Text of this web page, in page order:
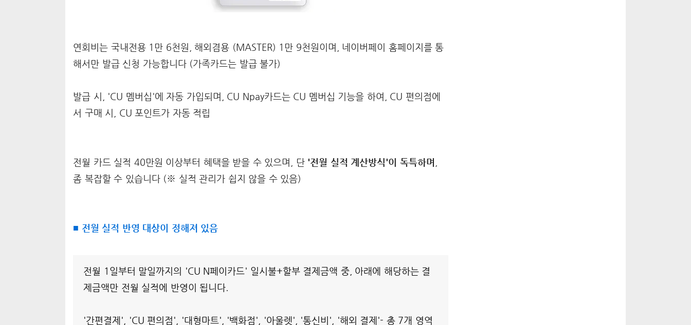
연회비는 국내전용 1만 6천원, 해외겸용 (MASTER) 1만 9천원이며, 네이버페이 홈페이지를 통
해서만 발급 신청 가능합니다 (가족카드는 발급 불가)
발급 시, 'CU 멤버십'에 자동 가입되며, CU Npay카드는 CU 멤버십 기능을 하여, CU 편의점에
서 구매 시, CU 포인트가 자동 적립
전월 카드 실적 40만원 이상부터 혜택을 받을 수 있으며, 단 '전월 실적 계산방식'이 독특하며
좀 복잡할 수 있습니다 (※ 실적 관리가 쉽지 않을 수 있음)
■ 전월 실적 반영 대상이 정해져 있음
전월 1일부터 말일까지의 'CU N페이카드' 일시불+할부 결제금액 중, 아래에 해당하는 결
제금액만 전월 실적에 반영이 됩니다.
'간편결제', 'CU 편의점', '대형마트', '백화점', '아울렛', '통신비', '해외 결제'- 총 7개 영역